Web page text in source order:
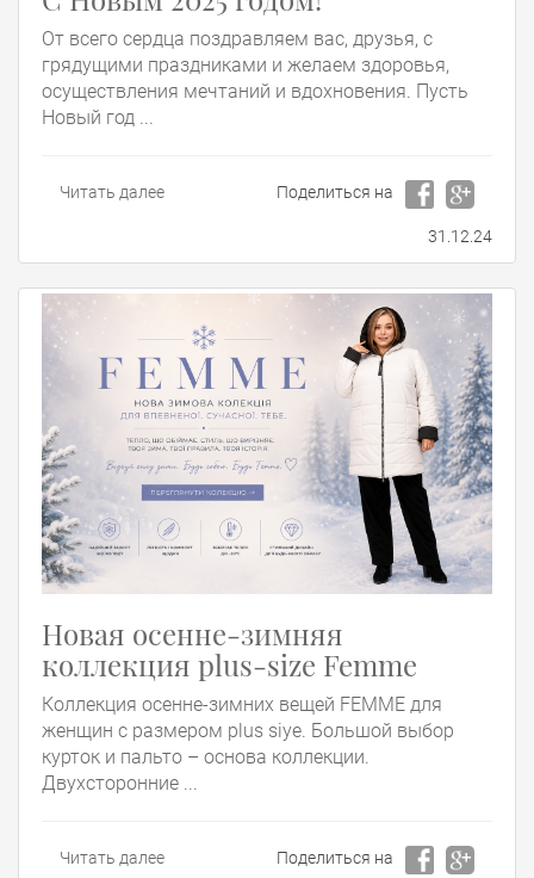
От всего сердца поздравляем вас, друзья, с
грядущими праздниками и желаем здоровья,
осуществления мечтаний и вдохновения. Пусть
Новый год ...
Читать далее Поделиться на
31.12.24
Новая осенне-зимняя
коллекция plus-size Femme
Коллекция осенне-зимних вещей FEMME для
женщин с размером plus siye. Большой выбор
курток и пальто – основа коллекции.
Двухсторонние ...
Читать далее Поделиться на